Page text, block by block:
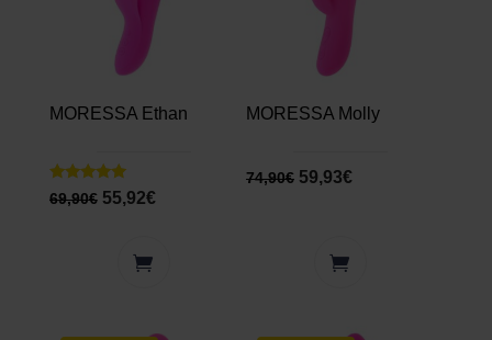
MORESSA Ethan
Note
5.00
69,90€ 55,92€
MORESSA Molly
74,90€ 59,93€